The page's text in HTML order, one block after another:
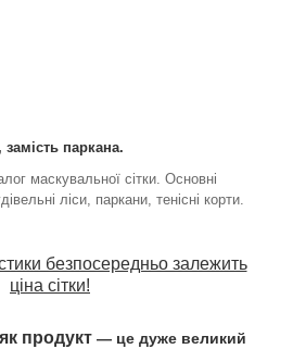
паркана.
маскувальної сітки. Основні
ліси, паркани, тенісні корти.
безпосередньо залежить
ціна сітки!
продукт — це дуже великий